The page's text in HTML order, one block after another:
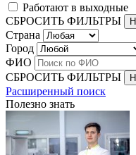
Работают в выходные
СБРОСИТЬ ФИЛЬТРЫ
Страна
Город
ФИО
СБРОСИТЬ ФИЛЬТРЫ
Расширенный поиск
Полезно знать